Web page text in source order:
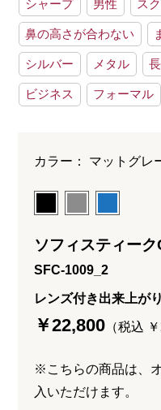
シャープ 男性 ス
鼻の高さが合わない
シルバー メタル
ビジネス フォーマル
カラー： マットグレ
ソフィスティー
SFC-1009_2
レンズ付き出来上が
￥22,800 （税込
※こちらの商品は、
入いただけます。